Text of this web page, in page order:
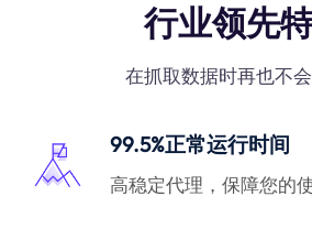
行业领先
在抓取数据时再也不
99.5%正常运行时间
高稳定代理，保障您的